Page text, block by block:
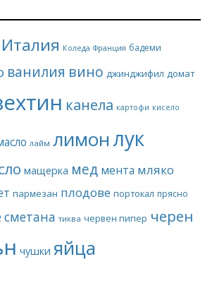
Италия Коледа Франция бадеми
ванилия вино джинджифил домат
канела картофи кисело
лайм лимонлук
мащерка мед мента мляко
пармезан плодове портокал прясно
сметана тиква червен пипер черен
чушки яйца